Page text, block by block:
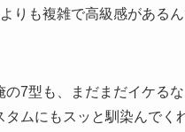
りも複雑で高級感がある
7型も、まだまだイケる
ムにもスッと馴染んで